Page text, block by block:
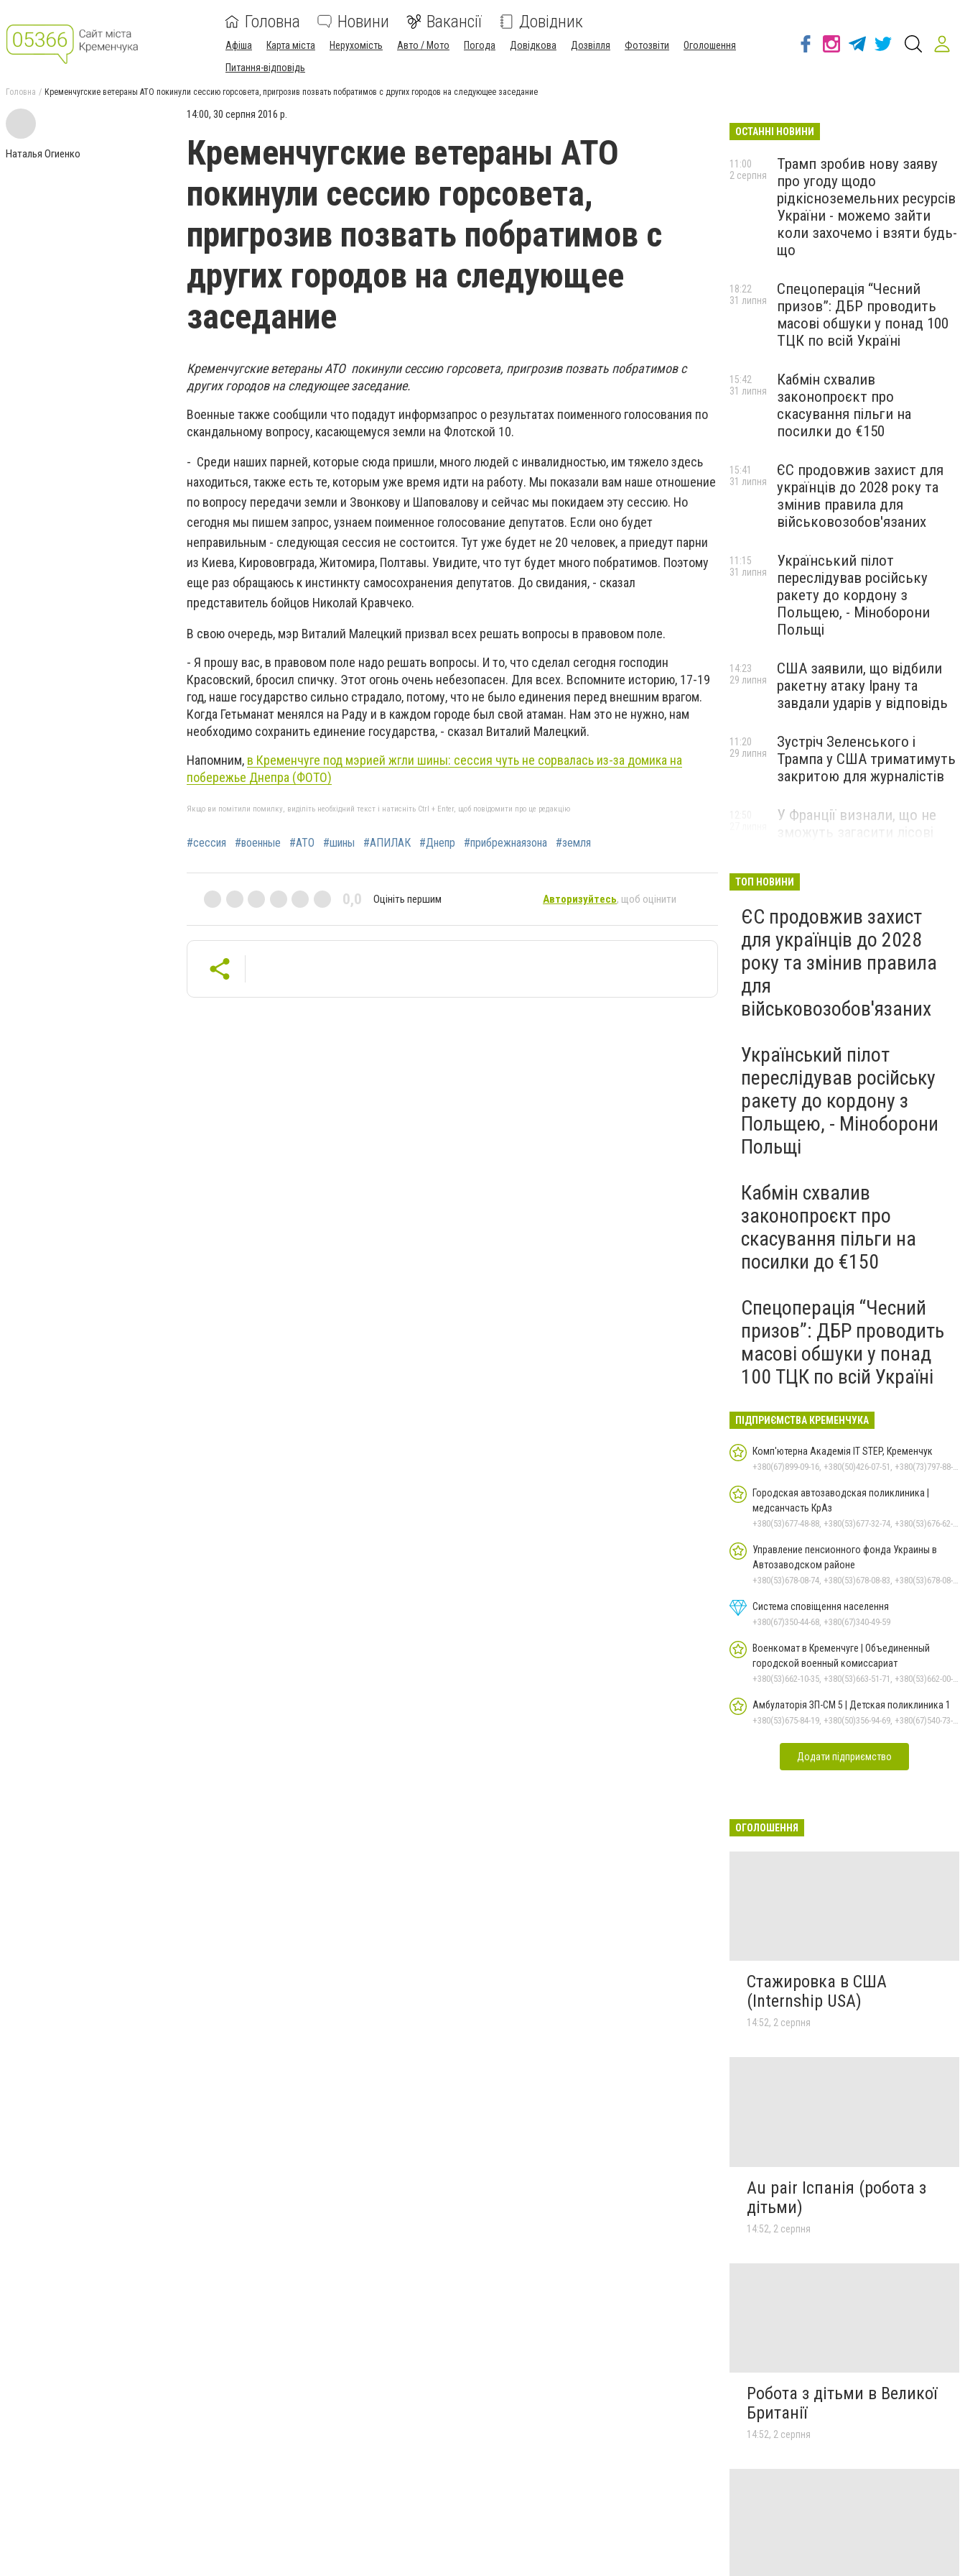
Головна Новини Вакансії Довідник
Афіша Карта міста Нерухомість Авто / Мото Погода Довідкова Дозвілля Фотозвіти
Оголошення
Питання-відповідь
Головна Кременчугские ветераны АТО покинули сессию горсовета, пригрозив позвать побратимов с других городов на следующее заседание
Наталья Огиенко
14:00, 30 серпня 2016 р.
Кременчугские ветераны АТО
покинули сессию горсовета,
пригрозив позвать побратимов с
других городов на следующее
заседание
Кременчугские ветераны АТО покинули сессию горсовета, пригрозив позвать побратимов с
других городов на следующее заседание.
Военные также сообщили что подадут информзапрос о результатах поименного голосования по
скандальному вопросу, касающемуся земли на Флотской 10.
- Среди наших парней, которые сюда пришли, много людей с инвалидностью, им тяжело здесь
находиться, также есть те, которым уже время идти на работу. Мы показали вам наше отношение
по вопросу передачи земли и Звонкову и Шаповалову и сейчас мы покидаем эту сессию. Но
сегодня мы пишем запрос, узнаем поименное голосование депутатов. Если оно будет
неправильным - следующая сессия не состоится. Тут уже будет не 20 человек, а приедут парни
из Киева, Кирововграда, Житомира, Полтавы. Увидите, что тут будет много побратимов. Поэтому
еще раз обращаюсь к инстинкту самосохранения депутатов. До свидания, - сказал
представитель бойцов Николай Кравчеко.
В свою очередь, мэр Виталий Малецкий призвал всех решать вопросы в правовом поле.
- Я прошу вас, в правовом поле надо решать вопросы. И то, что сделал сегодня господин
Красовский, бросил спичку. Этот огонь очень небезопасен. Для всех. Вспомните историю, 17-19
год, наше государство сильно страдало, потому, что не было единения перед внешним врагом.
Когда Гетьманат менялся на Раду и в каждом городе был свой атаман. Нам это не нужно, нам
необходимо сохранить единение государства, - сказал Виталий Малецкий.
Напомним, в Кременчуге под мэрией жгли шины: сессия чуть не сорвалась из-за домика на
побережье Днепра (ФОТО)
Якщо ви помітили помилку, виділіть необхідний текст і натисніть Ctrl + Enter, щоб повідомити про це редакцію
#сессия #военные #АТО #шины #АПИЛАК #Днепр #прибрежнаязона #земля
0,0 Оцініть першим Авторизуйтесь, щоб оцінити
ОСТАННІ НОВИНИ
Трамп зробив нову заяву
про угоду щодо
рідкісноземельних ресурсів
України - можемо зайти
коли захочемо і взяти будь-
що
11:00
2 серпня
Спецоперація “Чесний
призов”: ДБР проводить
масові обшуки у понад 100
ТЦК по всій Україні
18:22
31 липня
Кабмін схвалив
законопроєкт про
скасування пільги на
посилки до €150
15:42
31 липня
ЄС продовжив захист для
українців до 2028 року та
змінив правила для
військовозобов'язаних
15:41
31 липня
Український пілот
переслідував російську
ракету до кордону з
Польщею, - Міноборони
Польщі
11:15
31 липня
США заявили, що відбили
ракетну атаку Ірану та
завдали ударів у відповідь
14:23
29 липня
Зустріч Зеленського і
Трампа у США триматимуть
закритою для журналістів
11:20
29 липня
У Франції визнали, що не
ТОП НОВИНИ
ЄС продовжив захист
для українців до 2028
року та змінив правила
для
військовозобов'язаних
Український пілот
переслідував російську
ракету до кордону з
Польщею, - Міноборони
Польщі
Кабмін схвалив
законопроєкт про
скасування пільги на
посилки до €150
Спецоперація “Чесний
призов”: ДБР проводить
масові обшуки у понад
100 ТЦК по всій Україні
ПІДПРИЄМСТВА КРЕМЕНЧУКА
Комп'ютерна Академія IT STEP, Кременчук
+380(67)899-09-16, +380(50)426-07-51, +380(73)797-88-17
Городская автозаводская поликлиника |
медсанчасть КрАз
+380(53)677-48-88, +380(53)677-32-74, +380(53)676-62-99, +380536766187
Управление пенсионного фонда Украины в
Автозаводском районе
+380(53)678-08-74, +380(53)678-08-83, +380(53)678-08-41, +380(53)678-08-86, +380(53)678-09-05
Система сповіщення населення
+380(67)350-44-68, +380(67)340-49-59
Военкомат в Кременчуге | Объединенный
городской военный комиссариат
+380(53)662-10-35, +380(53)663-51-71, +380(53)662-00-54
Амбулаторія ЗП-СМ 5 | Детская поликлиника 1
+380(53)675-84-19, +380(50)356-94-69, +380(67)540-73-87
Додати підприємство
ОГОЛОШЕННЯ
Стажировка в США
(Internship USA)
14:52, 2 серпня
Au pair Іспанія (робота з
дітьми)
14:52, 2 серпня
Робота з дітьми в Великої
Британії
14:52, 2 серпня